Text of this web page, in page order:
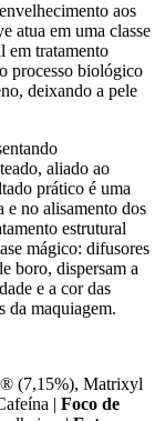
aos
atua em uma classe
em tratamento
processo biológico
deixando a pele
aliado ao
prático é uma
e no alisamento dos
estrutural
mágico: difusores
boro, dispersam a
e a cor das
da maquiagem.
(7,15%), Matrixyl
| Foco de